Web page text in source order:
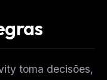
toma decisões,